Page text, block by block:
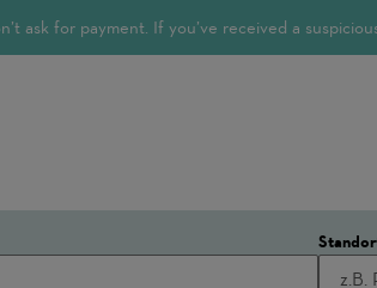
ask for payment. If you’ve received a